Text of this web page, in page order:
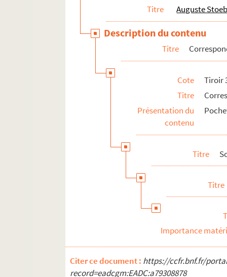
Titre Auguste
Description du contenu
Titre
Cote
Tiroir
Titre
Présentation du
contenu
Titre
Titre
Importance
Citer ce document : https://ccfr.bnf.fr/
record=eadcgm:EADC:a79308878